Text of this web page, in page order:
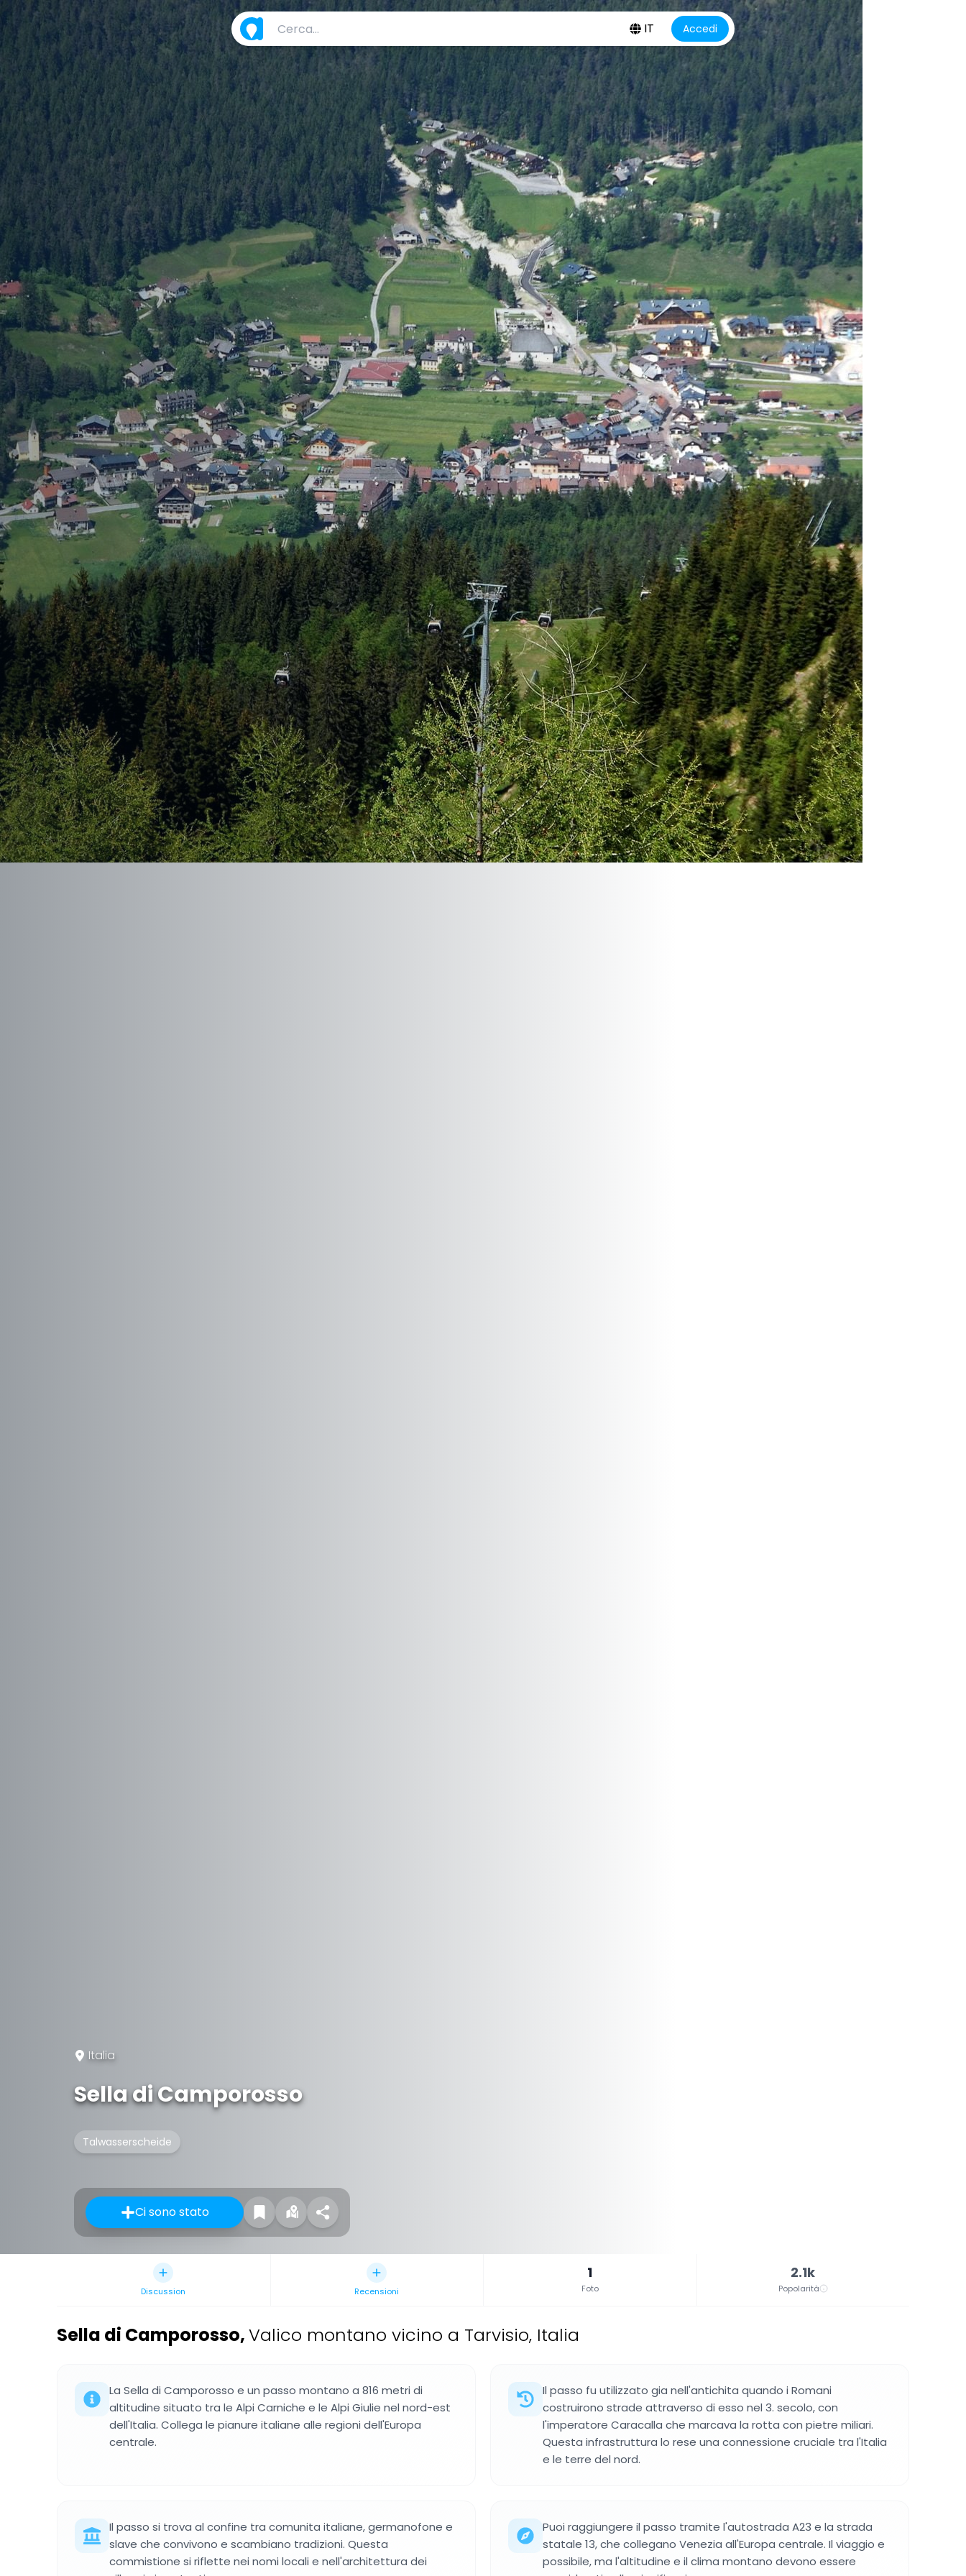
IT Accedi
Italia
Sella di Camporosso
Talwasserscheide
Ci sono stato
Discussion Recensioni
1
Foto
2.1k
Popolarità
Sella di Camporosso,Valico montano vicino a Tarvisio, Italia
La Sella di Camporosso e un passo montano a 816 metri di
altitudine situato tra le Alpi Carniche e le Alpi Giulie nel nord-est
dell'Italia. Collega le pianure italiane alle regioni dell'Europa
centrale.
Il passo fu utilizzato gia nell'antichita quando i Romani
costruirono strade attraverso di esso nel 3. secolo, con
l'imperatore Caracalla che marcava la rotta con pietre miliari.
Questa infrastruttura lo rese una connessione cruciale tra l'Italia
e le terre del nord.
Il passo si trova al confine tra comunita italiane, germanofone e
slave che convivono e scambiano tradizioni. Questa
commistione si riflette nei nomi locali e nell'architettura dei
Puoi raggiungere il passo tramite l'autostrada A23 e la strada
statale 13, che collegano Venezia all'Europa centrale. Il viaggio e
possibile, ma l'altitudine e il clima montano devono essere